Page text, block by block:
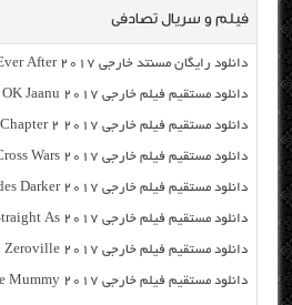
فیلم و سریال تصادفی
دانلود رایگان مسنتد خارجی Britney Ever After 2017 با لینک مستقیم
دانلود مستقیم فیلم خارجی OK Jaanu 2017 از سرور سایت
دانلود مستقیم فیلم خارجی John Wick: Chapter 2 2017 از سرور سایت
دانلود مستقیم فیلم خارجی Cross Wars 2017 از سرور سایت
دانلود مستقیم فیلم خارجی Fifty Shades Darker 2017 از سرور سایت
دانلود مستقیم فیلم خارجی From Straight As 2017 از سرور سایت
دانلود مستقیم فیلم خارجی Zeroville 2017 از سرور سایت
دانلود مستقیم فیلم خارجی The Mummy 2017 از سرور سایت